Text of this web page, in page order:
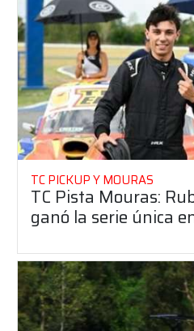
TC PICKUP Y MOURAS
TC Pista Mouras:
ganó la serie única